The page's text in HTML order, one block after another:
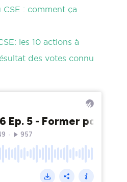
: comment ça
les 10 actions à
des votes connu